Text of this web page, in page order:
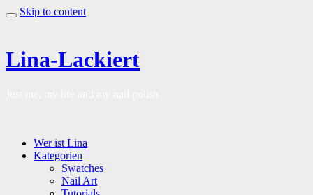
Skip to content
Lina-Lackiert
Wer ist Lina
Kategorien
Swatches
Nail Art